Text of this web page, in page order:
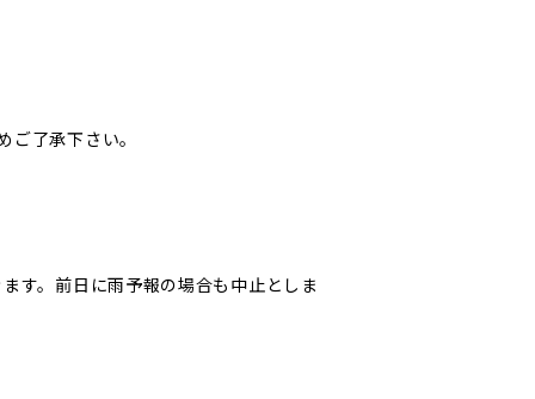
了承下さい。
す。前日に雨予報の場合も中止としま